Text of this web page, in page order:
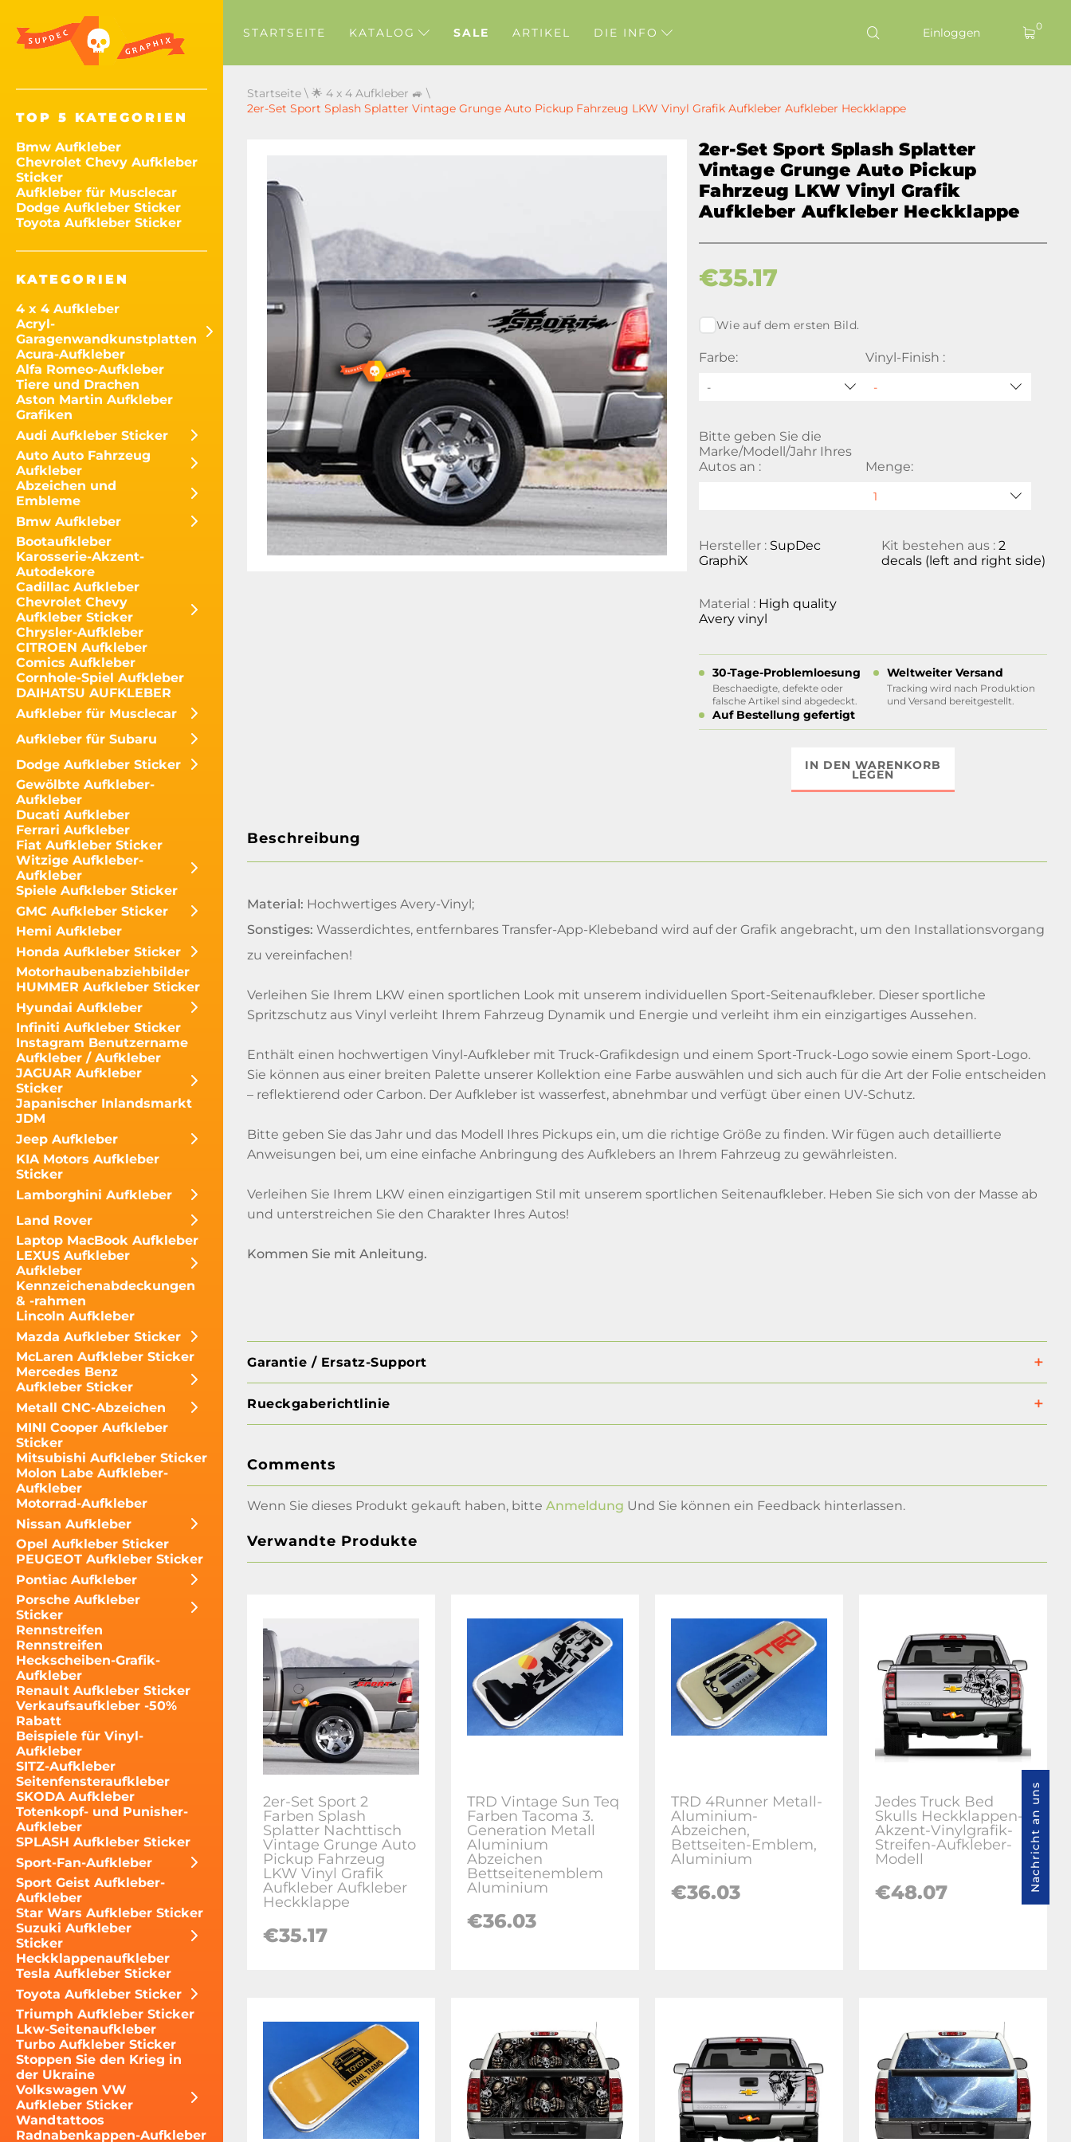
TOP 5 KATEGORIEN
Bmw Aufkleber
Chevrolet Chevy Aufkleber
Sticker
Aufkleber für Musclecar
Dodge Aufkleber Sticker
Toyota Aufkleber Sticker
KATEGORIEN
4 x 4 Aufkleber
Acryl-
Garagenwandkunstplatten
Acura-Aufkleber
Alfa Romeo-Aufkleber
Tiere und Drachen
Aston Martin Aufkleber
Grafiken
Audi Aufkleber Sticker
Auto Auto Fahrzeug
Aufkleber
Abzeichen und
Embleme
Bmw Aufkleber
Bootaufkleber
Karosserie-Akzent-
Autodekore
Cadillac Aufkleber
Chevrolet Chevy
Aufkleber Sticker
Chrysler-Aufkleber
CITROEN Aufkleber
Comics Aufkleber
Cornhole-Spiel Aufkleber
DAIHATSU AUFKLEBER
Aufkleber für Musclecar
Aufkleber für Subaru
Dodge Aufkleber Sticker
Gewölbte Aufkleber-
Aufkleber
Ducati Aufkleber
Ferrari Aufkleber
Fiat Aufkleber Sticker
Witzige Aufkleber-
Aufkleber
Spiele Aufkleber Sticker
GMC Aufkleber Sticker
Hemi Aufkleber
Honda Aufkleber Sticker
Motorhaubenabziehbilder
HUMMER Aufkleber Sticker
Hyundai Aufkleber
Infiniti Aufkleber Sticker
Instagram Benutzername
Aufkleber / Aufkleber
JAGUAR Aufkleber
Sticker
Japanischer Inlandsmarkt
JDM
Jeep Aufkleber
KIA Motors Aufkleber
Sticker
Lamborghini Aufkleber
Land Rover
Laptop MacBook Aufkleber
LEXUS Aufkleber
Aufkleber
Kennzeichenabdeckungen
& -rahmen
Lincoln Aufkleber
Mazda Aufkleber Sticker
McLaren Aufkleber Sticker
Mercedes Benz
Aufkleber Sticker
Metall CNC-Abzeichen
MINI Cooper Aufkleber
Sticker
Mitsubishi Aufkleber Sticker
Molon Labe Aufkleber-
Aufkleber
Motorrad-Aufkleber
Nissan Aufkleber
Opel Aufkleber Sticker
PEUGEOT Aufkleber Sticker
Pontiac Aufkleber
Porsche Aufkleber
Sticker
Rennstreifen
Rennstreifen
Heckscheiben-Grafik-
Aufkleber
Renault Aufkleber Sticker
Verkaufsaufkleber -50%
Rabatt
Beispiele für Vinyl-
Aufkleber
SITZ-Aufkleber
Seitenfensteraufkleber
SKODA Aufkleber
Totenkopf- und Punisher-
Aufkleber
SPLASH Aufkleber Sticker
Sport-Fan-Aufkleber
Sport Geist Aufkleber-
Aufkleber
Star Wars Aufkleber Sticker
Suzuki Aufkleber
Sticker
Heckklappenaufkleber
Tesla Aufkleber Sticker
Toyota Aufkleber Sticker
Triumph Aufkleber Sticker
Lkw-Seitenaufkleber
Turbo Aufkleber Sticker
Stoppen Sie den Krieg in
der Ukraine
Volkswagen VW
Aufkleber Sticker
Wandtattoos
Radnabenkappen-Aufkleber
STARTSEITE KATALOG SALE ARTIKEL DIE INFO Einloggen 0
Startseite \ 🌟 4 x 4 Aufkleber 🚙 \
2er-Set Sport Splash Splatter Vintage Grunge Auto Pickup Fahrzeug LKW Vinyl Grafik Aufkleber Aufkleber Heckklappe
2er-Set Sport Splash Splatter
Vintage Grunge Auto Pickup
Fahrzeug LKW Vinyl Grafik
Aufkleber Aufkleber Heckklappe
€35.17
Wie auf dem ersten Bild.
Farbe:
-
Vinyl-Finish :
Bitte geben Sie die
Marke/Modell/Jahr Ihres
Autos an :
Menge:
Hersteller : SupDec
GraphiX
Kit bestehen aus : 2
decals (left and right side)
Material : High quality
Avery vinyl
30-Tage-Problemloesung
Beschaedigte, defekte oder
falsche Artikel sind abgedeckt.
Weltweiter Versand
Tracking wird nach Produktion
und Versand bereitgestellt.
Auf Bestellung gefertigt
IN DEN WARENKORB
LEGEN
Beschreibung
Material: Hochwertiges Avery-Vinyl;
Sonstiges: Wasserdichtes, entfernbares Transfer-App-Klebeband wird auf der Grafik angebracht, um den Installationsvorgang
zu vereinfachen!
Verleihen Sie Ihrem LKW einen sportlichen Look mit unserem individuellen Sport-Seitenaufkleber. Dieser sportliche
Spritzschutz aus Vinyl verleiht Ihrem Fahrzeug Dynamik und Energie und verleiht ihm ein einzigartiges Aussehen.
Enthält einen hochwertigen Vinyl-Aufkleber mit Truck-Grafikdesign und einem Sport-Truck-Logo sowie einem Sport-Logo.
Sie können aus einer breiten Palette unserer Kollektion eine Farbe auswählen und sich auch für die Art der Folie entscheiden
– reflektierend oder Carbon. Der Aufkleber ist wasserfest, abnehmbar und verfügt über einen UV-Schutz.
Bitte geben Sie das Jahr und das Modell Ihres Pickups ein, um die richtige Größe zu finden. Wir fügen auch detaillierte
Anweisungen bei, um eine einfache Anbringung des Aufklebers an Ihrem Fahrzeug zu gewährleisten.
Verleihen Sie Ihrem LKW einen einzigartigen Stil mit unserem sportlichen Seitenaufkleber. Heben Sie sich von der Masse ab
und unterstreichen Sie den Charakter Ihres Autos!
Kommen Sie mit Anleitung.
Garantie / Ersatz-Support
Rueckgaberichtlinie
Comments
Wenn Sie dieses Produkt gekauft haben, bitte Anmeldung Und Sie können ein Feedback hinterlassen.
Verwandte Produkte
2er-Set Sport 2
Farben Splash
Splatter Nachttisch
Vintage Grunge Auto
Pickup Fahrzeug
LKW Vinyl Grafik
Aufkleber Aufkleber
Heckklappe
€35.17
TRD Vintage Sun Teq
Farben Tacoma 3.
Generation Metall
Aluminium
Abzeichen
Bettseitenemblem
Aluminium
€36.03
TRD 4Runner Metall-
Aluminium-
Abzeichen,
Bettseiten-Emblem,
Aluminium
€36.03
Jedes Truck Bed
Skulls Heckklappen-
Akzent-Vinylgrafik-
Streifen-Aufkleber-
Modell
€48.07 Nachricht an uns